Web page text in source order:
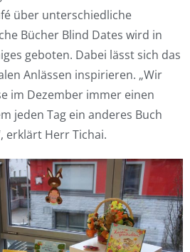
über unterschiedliche
Bücher Blind Dates wird in
geboten. Dabei lässt sich das
Anlässen inspirieren. „Wir
im Dezember immer einen
jeden Tag ein anderes Buch
erklärt Herr Tichai.